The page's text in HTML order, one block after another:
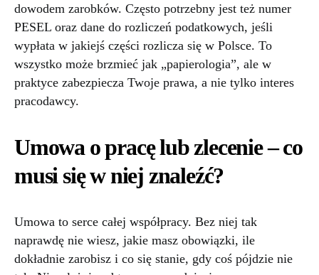
dowodem zarobków. Często potrzebny jest też numer
PESEL oraz dane do rozliczeń podatkowych, jeśli
wypłata w jakiejś części rozlicza się w Polsce. To
wszystko może brzmieć jak „papierologia”, ale w
praktyce zabezpiecza Twoje prawa, a nie tylko interes
pracodawcy.
Umowa o pracę lub zlecenie – co
musi się w niej znaleźć?
Umowa to serce całej współpracy. Bez niej tak
naprawdę nie wiesz, jakie masz obowiązki, ile
dokładnie zarobisz i co się stanie, gdy coś pójdzie nie